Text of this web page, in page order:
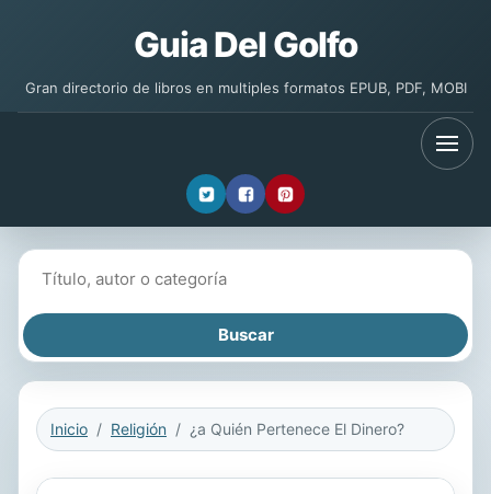
Guia Del Golfo
Gran directorio de libros en multiples formatos EPUB, PDF, MOBI
Inicio Religión ¿a Quién Pertenece El Dinero?